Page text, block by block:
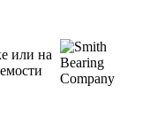
или на